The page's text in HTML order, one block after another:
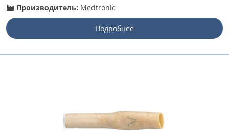
Производитель: Medtronic
Подробнее